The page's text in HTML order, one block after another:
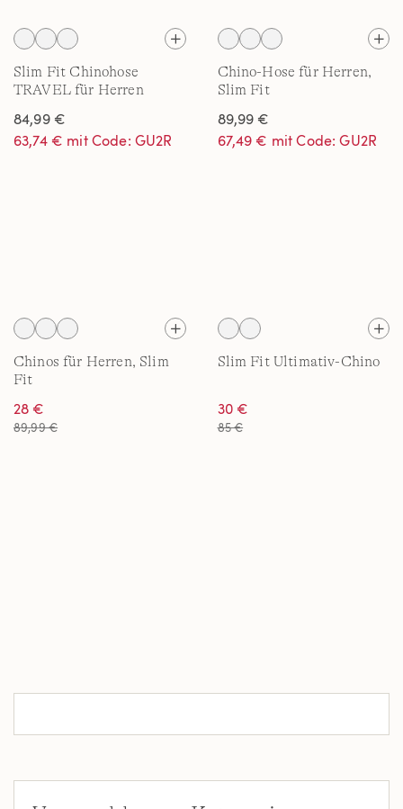
Slim Fit Chinohose
TRAVEL für Herren
84,99 €
63,74 € mit Code: GU2R
Chino-Hose für Herren,
Slim Fit
89,99 €
67,49 € mit Code: GU2R
Chinos für Herren, Slim
Fit
28 €
89,99 €
Slim Fit Ultimativ-Chino
30 €
85 €